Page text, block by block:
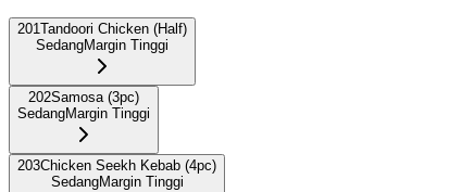
201Tandoori Chicken (Half)
SedangMargin Tinggi
202Samosa (3pc)
SedangMargin Tinggi
203Chicken Seekh Kebab (4pc)
SedangMargin Tinggi